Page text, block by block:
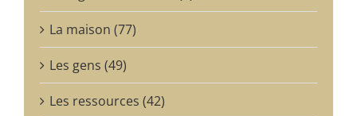
La maison (77)
Les gens (49)
Les ressources (42)